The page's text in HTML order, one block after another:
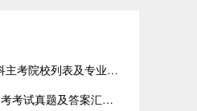
2026年自考本科及专科主考院校列表及专业目录（全国版）
对答案丨2023年4月自考考试真题及答案汇总【网友回忆版】